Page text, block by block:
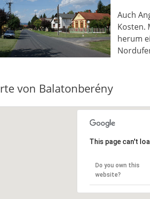
Auch
Kosten.
herum
von Balatonberény
This page can't
Do you own this
website?